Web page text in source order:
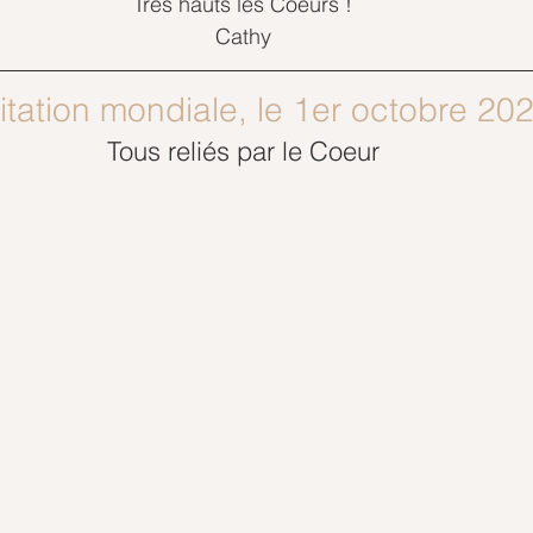
Cathy
mondiale, le 1er octobre
Tous reliés par le Coeur